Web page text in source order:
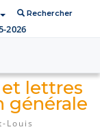
Rechercher
2026
lettres
générale
Louis